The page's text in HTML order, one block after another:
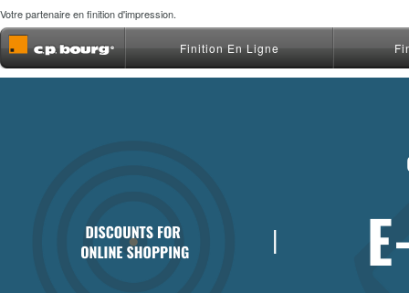
Votre partenaire en finition d'impression.
Finition En Ligne